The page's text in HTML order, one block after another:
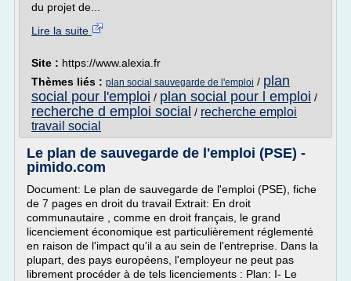
du projet de...
Lire la suite
Site : https://www.alexia.fr
Thèmes liés : plan social sauvegarde de l'emploi / plan
social pour l'emploi / plan social pour l emploi /
recherche d emploi social / recherche emploi
travail social
Le plan de sauvegarde de l'emploi (PSE) -
pimido.com
Document: Le plan de sauvegarde de l'emploi (PSE), fiche
de 7 pages en droit du travail Extrait: En droit
communautaire , comme en droit français, le grand
licenciement économique est particulièrement réglementé
en raison de l'impact qu'il a au sein de l'entreprise. Dans la
plupart, des pays européens, l'employeur ne peut pas
librement procéder à de tels licenciements : Plan: I- Le